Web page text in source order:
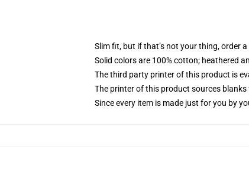
Slim fit, but if that’s not your thing, order a
Solid colors are 100% cotton; heathered
The third party printer of this product is
The printer of this product sources
Since every item is made just for you by